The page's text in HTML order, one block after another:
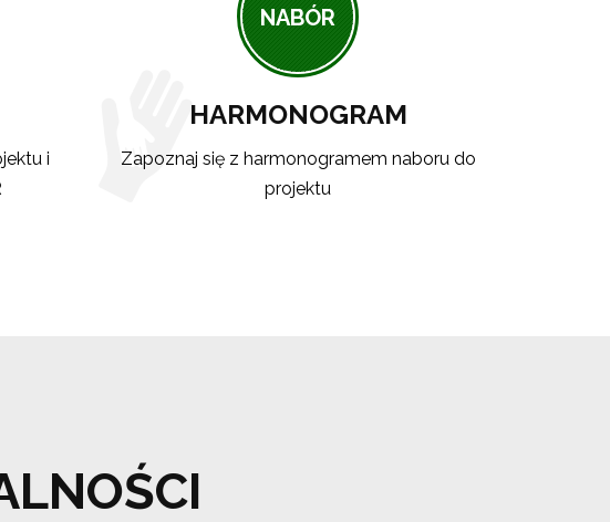
i
NABÓR
HARMONOGRAM
Zapoznaj się z harmonogramem naboru do
projektu